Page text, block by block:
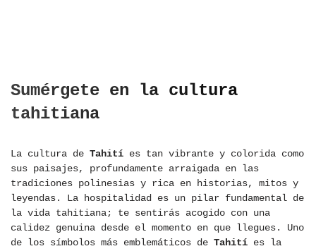
Sumérgete en la cultura
tahitiana
La cultura de Tahití es tan vibrante y colorida como
sus paisajes, profundamente arraigada en las
tradiciones polinesias y rica en historias, mitos y
leyendas. La hospitalidad es un pilar fundamental de
la vida tahitiana; te sentirás acogido con una
calidez genuina desde el momento en que llegues. Uno
de los símbolos más emblemáticos de Tahití es la